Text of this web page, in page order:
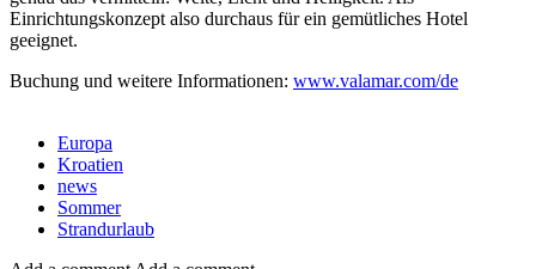
Einrichtungskonzept also durchaus für ein gemütliches Hotel
geeignet.
Buchung und weitere Informationen: www.valamar.com/de
Europa
Kroatien
news
Sommer
Strandurlaub